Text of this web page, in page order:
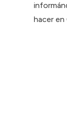
hacer en